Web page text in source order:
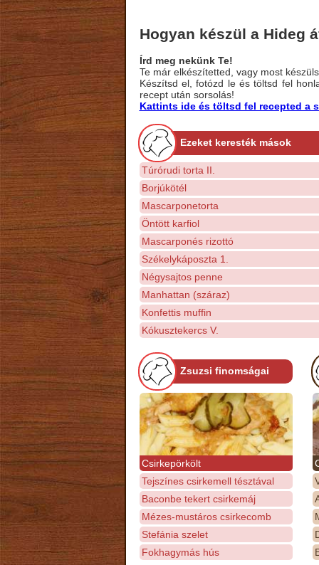
Hogyan készül a Hideg
Írd meg nekünk Te!
Te már elkészítetted, vagy most
Készítsd el, fotózd le és töltsd fel
recept után sorsolás!
Kattints ide és töltsd fel recepted a
Ezeket keresték mások
Túrórudi torta II.
Borjúkötél
Mascarponetorta
Öntött karfiol
Mascarponés rizottó
Székelykáposzta 1.
Négysajtos penne
Manhattan (száraz)
Konfettis muffin
Kókusztekercs V.
Zsuzsi finomságai
Csirkepörkölt
Tejszínes csirkemell tésztával
Baconbe tekert csirkemáj
Mézes-mustáros csirkecomb
Stefánia szelet
Fokhagymás hús